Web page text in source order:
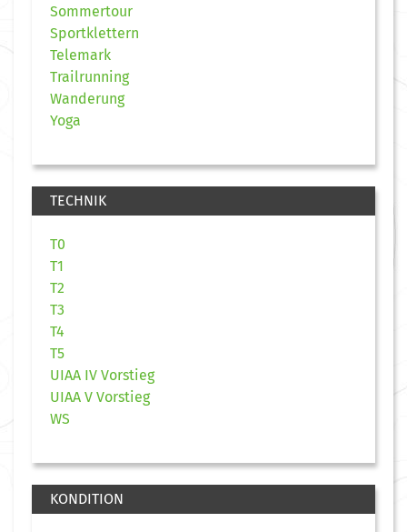
Sommertour
Sportklettern
Telemark
Trailrunning
Wanderung
Yoga
TECHNIK
T0
T1
T2
T3
T4
T5
UIAA IV Vorstieg
UIAA V Vorstieg
WS
KONDITION